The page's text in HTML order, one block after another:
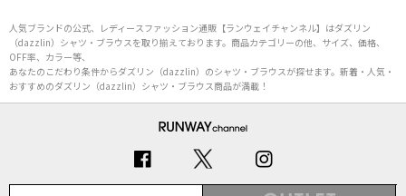
人気ブランドの公式、レディースファッション通販【ランウェイチャンネル】はダズリン
（dazzlin）シャツ・ブラウスを取り揃えております。商品カテゴリーの他、サイズ、価格、
OFF率、カラー等、
あなたのこだわり条件からダズリン（dazzlin）のシャツ・ブラウスが探せます。新着・人気・
おすすめのダズリン（dazzlin）シャツ・ブラウス商品が満載！